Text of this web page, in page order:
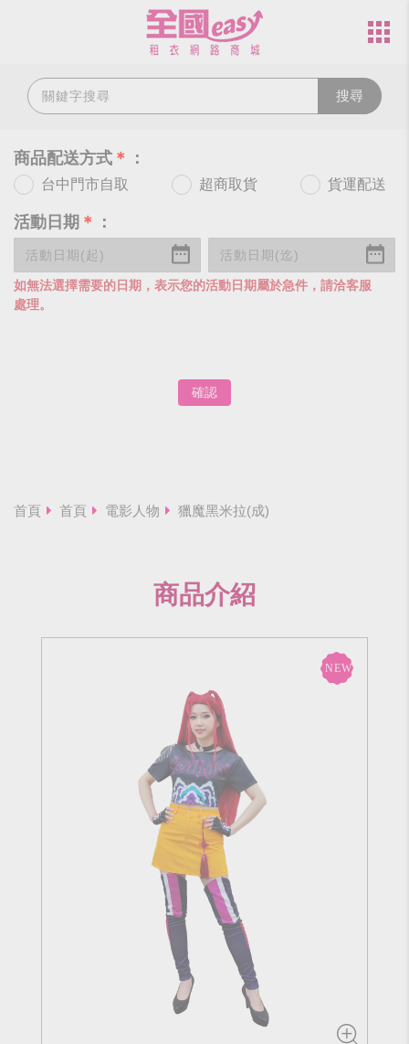
搜尋
商品配送方式 ＊ ：
台中門市自取 超商取貨 貨運配送
活動日期 ＊ ：
如無法選擇需要的日期，表示您的活動日期屬於急件，請洽客服
處理。
確認
首頁 首頁 電影人物 獵魔黑米拉(成)
商品介紹